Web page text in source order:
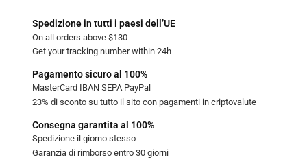
Spedizione in tutti i paesi dell’UE
On all orders above $130
Get your tracking number within 24h
Pagamento sicuro al 100%
MasterCard IBAN SEPA PayPal
23% di sconto su tutto il sito con pagamenti in criptovalute
Consegna garantita al 100%
Spedizione il giorno stesso
Garanzia di rimborso entro 30 giorni